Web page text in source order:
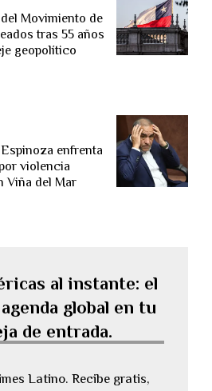
Movimiento de
tras 55 años
geopolítico
enfrenta
violencia
Viña del Mar
al instante: el
global en tu
de entrada.
Latino. Recibe gratis,